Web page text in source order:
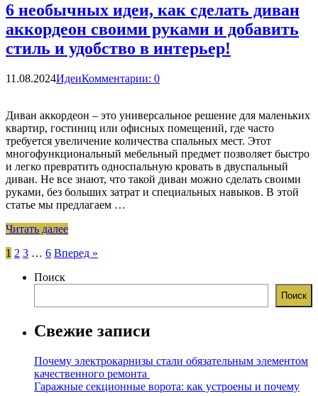
6 необычных идеи, как сделать диван
аккордеон своими руками и добавить
стиль и удобство в интерьер!
11.08.2024ИдеиКомментарии: 0
Диван аккордеон – это универсальное решение для маленьких
квартир, гостиниц или офисных помещений, где часто
требуется увеличение количества спальных мест. Этот
многофункциональный мебельный предмет позволяет быстро
и легко превратить односпальную кровать в двуспальный
диван. Не все знают, что такой диван можно сделать своими
руками, без больших затрат и специальных навыков. В этой
статье мы предлагаем …
Читать далее
Навигация
по
1 2 3 … 6 Вперед »
Поиск
Поиск
Свежие записи
Почему электрокарнизы стали обязательным элементом
качественного ремонта
Гаражные секционные ворота: как устроены и почему